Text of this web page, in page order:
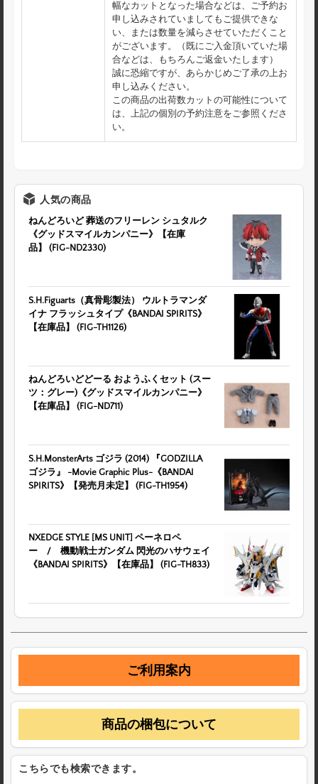
幅なカットとなった場合などは、ご予約お
申し込みされていましてもご提供できな
い、または数量を減らさせていただくこと
がございます。（既にご入金頂いていた場
合などは、もちろんご返金いたします）
誠に恐縮ですが、あらかじめご了承の上お
申し込みください。
この商品の出荷数カットの可能性について
は、上記の個別の予約注意をご参照くださ
い。
人気の商品
ねんどろいど 葬送のフリーレン シュタルク
《グッドスマイルカンパニー》【在庫
品】 (FIG-ND2330)
S.H.Figuarts（真骨彫製法） ウルトラマンダ
イナ フラッシュタイプ《BANDAI SPIRITS》
【在庫品】 (FIG-TH1126)
ねんどろいどどーる おようふくセット (スー
ツ：グレー)《グッドスマイルカンパニー》
【在庫品】 (FIG-ND711)
S.H.MonsterArts ゴジラ (2014) 『GODZILLA
ゴジラ』 -Movie Graphic Plus-《BANDAI
SPIRITS》【発売月未定】 (FIG-TH1954)
NXEDGE STYLE [MS UNIT] ペーネロペ
ー / 機動戦士ガンダム 閃光のハサウェイ
《BANDAI SPIRITS》【在庫品】 (FIG-TH833)
ご利用案内
商品の梱包について
こちらでも検索できます。